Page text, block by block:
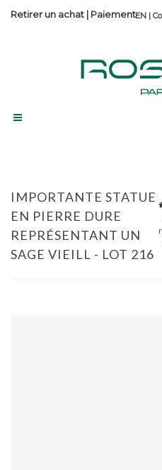
Retirer un achat | Paiement
IMPORTANTE STATUE
EN PIERRE DURE
REPRÉSENTANT UN
SAGE VIEILL - LOT 216